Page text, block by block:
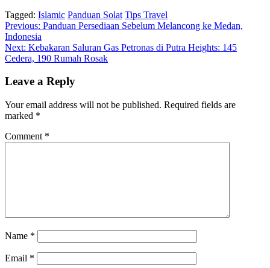
Tagged: Islamic Panduan Solat Tips Travel
Post
navigation
Previous: Panduan Persediaan Sebelum Melancong ke Medan,
Indonesia
Next: Kebakaran Saluran Gas Petronas di Putra Heights: 145
Cedera, 190 Rumah Rosak
Leave a Reply
Your email address will not be published. Required fields are
marked *
Comment *
Name *
Email *